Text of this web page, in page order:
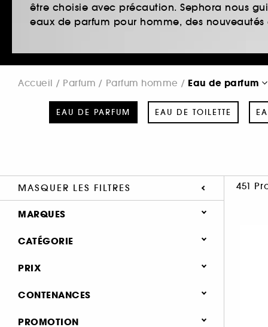
être choisie avec précaution. Sephora nous
eaux de parfum pour homme, des nouveautés
Accueil Parfum Parfum homme Eau de parfum
EAU DE PARFUM EAU DE TOILETTE
MASQUER LES FILTRES 451
MARQUES
AIME (1)
CATÉGORIE
Parfum
PRIX
CONTENANCES
51 - 100 ml (309)
PROMOTION